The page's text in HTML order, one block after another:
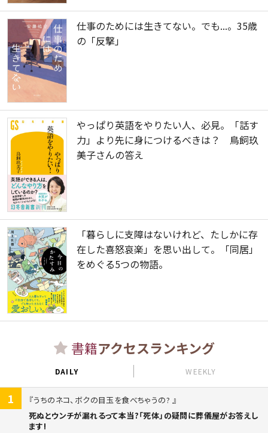
仕事のためには生きてない。でも...。35歳
の「反撃」
やっぱり英語をやりたい人、必見。「話す
力」より先に身につけるべきは？ 鳥飼玖
美子さんの答え
「暮らしに支障はないけれど、たしかに存
在した喜怒哀楽」を思い出して。「同居」
をめぐる5つの物語。
書籍アクセスランキング
DAILY WEEKLY
1
うちのネコ、ボクの目玉を食べちゃうの?
死ぬとウンチが漏れるって本当?「死体」の疑問に葬儀屋がお答えし
ます!